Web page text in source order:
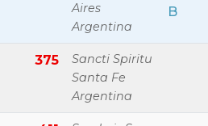
Aires
Argentina
B
375
Sancti Spiritu
Santa Fe
Argentina